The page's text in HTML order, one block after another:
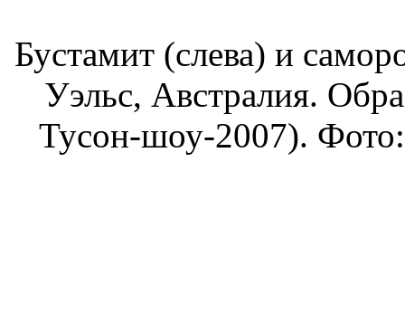
Бустамит (слева) и
Уэльс, Австралия.
Тусон-шоу-2007).